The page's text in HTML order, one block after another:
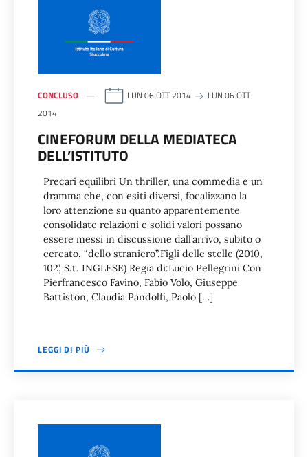
CONCLUSO LUN 06 OTT 2014
LUN 06 OTT
2014
CINEFORUM DELLA MEDIATECA
DELL’ISTITUTO
Precari equilibri Un thriller, una commedia e un
dramma che, con esiti diversi, focalizzano la
loro attenzione su quanto apparentemente
consolidate relazioni e solidi valori possano
essere messi in discussione dall’arrivo, subito o
cercato, “dello straniero”.Figli delle stelle (2010,
102’, S.t. INGLESE) Regia di:Lucio Pellegrini Con
Pierfrancesco Favino, Fabio Volo, Giuseppe
Battiston, Claudia Pandolfi, Paolo […]
LEGGI DI PIÙ